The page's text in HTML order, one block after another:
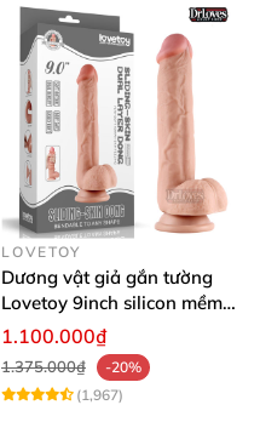
LOVETOY
Dương vật giả gắn tường
Lovetoy 9inch silicon mềm
mại tiện lợi
1.100.000₫
1.375.000₫
-20%
(1,967)